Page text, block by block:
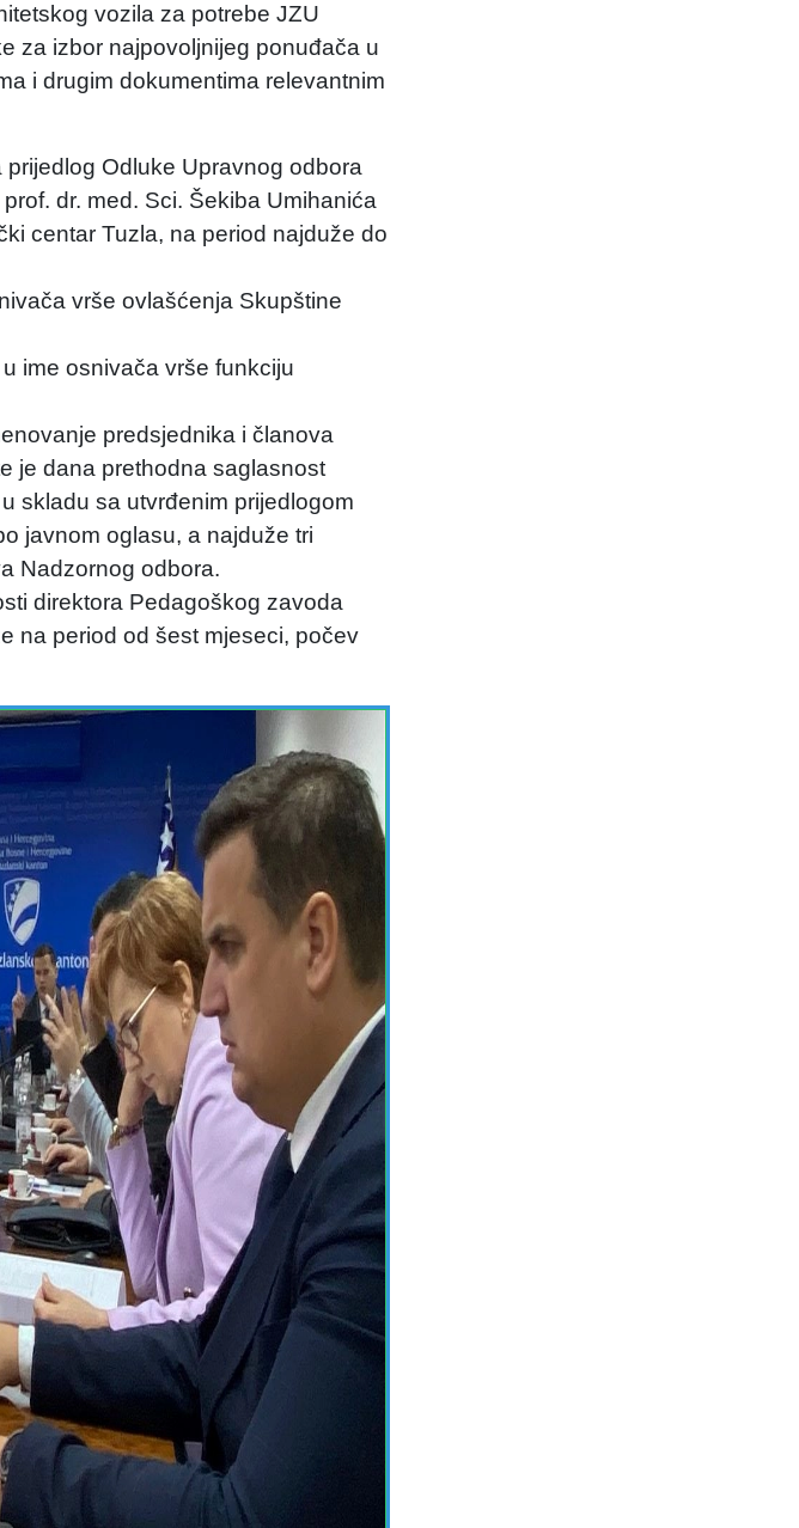
vozila za potrebe JZU
za izbor najpovoljnijeg ponuđača u
i drugim dokumentima relevantnim
Odluke Upravnog odbora
dr. med. Sci. Šekiba Umihanića
centar Tuzla, na period najduže do
vrše ovlašćenja Skupštine
ime osnivača vrše funkciju
predsjednika i članova
je dana prethodna saglasnost
skladu sa utvrđenim prijedlogom
javnom oglasu, a najduže tri
Nadzornog odbora.
direktora Pedagoškog zavoda
na period od šest mjeseci, počev